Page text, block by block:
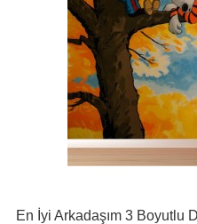
En İyi Arkadaşım 3 Boyutlu